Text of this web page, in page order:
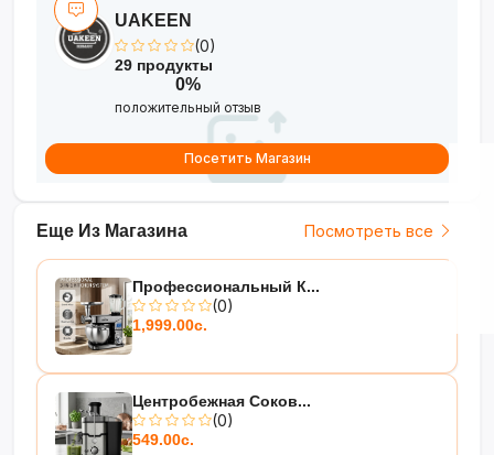
Еще Из Магазина Посмотреть все
Профессиональный К...
(0)
1,999.00с.
Центробежная Соков...
(0)
549.00с.
UAKEEN
(0)
29 продукты
0%
положительный отзыв
Посетить Магазин